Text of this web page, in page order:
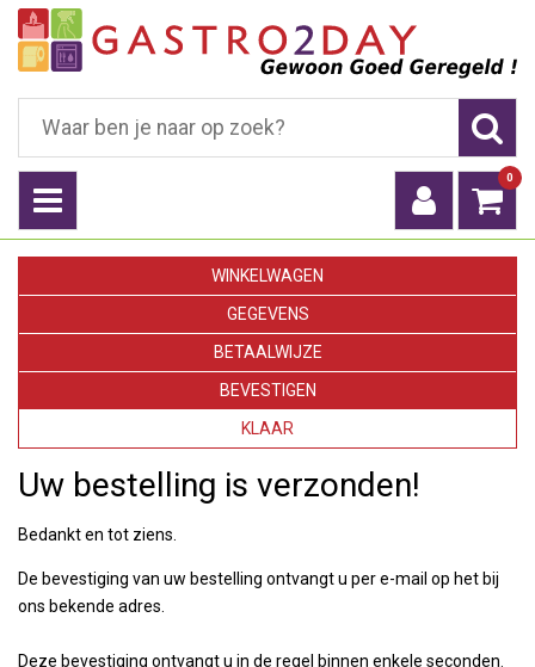
0
WINKELWAGEN
GEGEVENS
BETAALWIJZE
BEVESTIGEN
KLAAR
Uw bestelling is verzonden!
Bedankt en tot ziens.
De bevestiging van uw bestelling ontvangt u per e-mail op het bij
ons bekende adres.
Deze bevestiging ontvangt u in de regel binnen enkele seconden.